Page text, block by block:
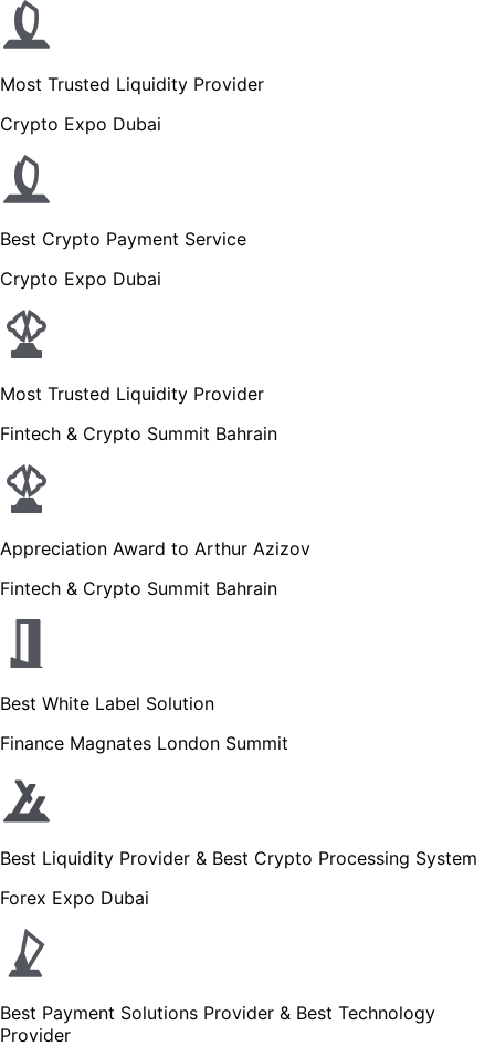
Most Trusted Liquidity Provider
Crypto Expo Dubai
Best Crypto Payment Service
Crypto Expo Dubai
Most Trusted Liquidity Provider
Fintech & Crypto Summit Bahrain
Appreciation Award to Arthur Azizov
Fintech & Crypto Summit Bahrain
Best White Label Solution
Finance Magnates London Summit
Best Liquidity Provider & Best Crypto Processing System
Forex Expo Dubai
Best Payment Solutions Provider & Best Technology
Provider